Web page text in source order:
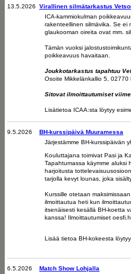
13.5.2026
Virallinen silmätarkastus
ICA-kammiokulman
rakenteellinen silmävika. Se ei
glaukooman oireita ovat mm.
Tämän vuoksi
poikkeavuus havaitaan.
Joukkotarkastus tapahtuu
Osoite Mikkelänkallio 5,
Sitovat ilmoittautumiset
Lisätietoa ICAA:sta löytyy
9.5.2026
BH-kurssipäivä Muuramessa
Järjestämme BH-kurssipäivän
Kouluttajana toimivat Pasi ja
Tapahtumassa käymme aluksi
harjoitusta
tarjolla kevyt lounas, joka
Kurssille otetaan
ilmoittautua heti kun
itsenäisesti kesällä BH-koetta
kanssa! Ilmoittautumiset
Lisää tietoa BH-kokeesta
6.5.2026
Match Show Lohjalla